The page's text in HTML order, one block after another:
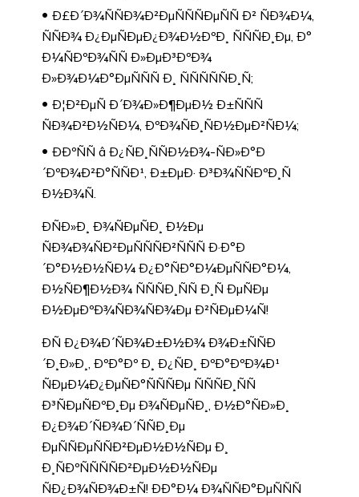
Ð£Ð´Ð¾ÑÑÐ¾Ð²ÐµÑÑÑÐµÑÑ Ð² ÑÐ¾Ð¼,
ÑÑÐ¾ Ð¿ÐµÑÐµÐ¿Ð¾Ð½ÐºÐ¸ ÑÑÑÐ¸Ðµ, Ð°
Ð¼ÑÐºÐ¾ÑÑ Ð»ÐµÐ³ÐºÐ¾
Ð»Ð¾Ð¼Ð°ÐµÑÑÑ Ð¸ ÑÑÑÑÑÐ¸Ñ;
Ð¦Ð²ÐµÑ Ð´Ð¾Ð»Ð¶ÐµÐ½ Ð±ÑÑÑ
ÑÐ¾Ð²Ð½ÑÐ¼, ÐºÐ¾ÑÐ¸ÑÐ½ÐµÐ²ÑÐ¼;
ÐÐºÑÑ â Ð¿ÑÐ¸ÑÑÐ½Ð¾-ÑÐ»Ð°Ð
´ÐºÐ¾Ð²Ð°ÑÑÐ¹, Ð±ÐµÐ· Ð³Ð¾ÑÑÐºÐ¸Ñ
Ð½Ð¾Ñ.
ÐÑÐ»Ð¸ Ð¾ÑÐµÑÐ¸ Ð½Ðµ
ÑÐ¾Ð¾ÑÐ²ÐµÑÑÑÐ²ÑÑÑ Ð·Ð°Ð
´Ð°Ð½Ð½ÑÐ¼ Ð¿Ð°ÑÐ°Ð¼ÐµÑÑÐ°Ð¼,
Ð½ÑÐ¶Ð½Ð¾ ÑÑÑÐ¸ÑÑ Ð¸Ñ ÐµÑÐµ
Ð½ÐµÐºÐ¾ÑÐ¾ÑÐ¾Ðµ Ð²ÑÐµÐ¼Ñ!
ÐÑ Ð¿Ð¾Ð´ÑÐ¾Ð±Ð½Ð¾ Ð¾Ð±ÑÑÐ
´Ð¸Ð»Ð¸, ÐºÐ°Ðº Ð¸ Ð¿ÑÐ¸ ÐºÐ°ÐºÐ¾Ð¹
ÑÐµÐ¼Ð¿ÐµÑÐ°ÑÑÑÐµ ÑÑÑÐ¸ÑÑ
Ð³ÑÐµÑÐºÐ¸Ðµ Ð¾ÑÐµÑÐ¸, Ð½Ð°ÑÐ»Ð¸
Ð¿Ð¾Ð´ÑÐ¾Ð´ÑÑÐ¸Ðµ
ÐµÑÑÐµÑÑÐ²ÐµÐ½Ð½ÑÐµ Ð¸
Ð¸ÑÐºÑÑÑÑÐ²ÐµÐ½Ð½ÑÐµ
ÑÐ¿Ð¾ÑÐ¾Ð±Ñ! ÐÐ°Ð¼ Ð¾ÑÑÐ°ÐµÑÑÑ